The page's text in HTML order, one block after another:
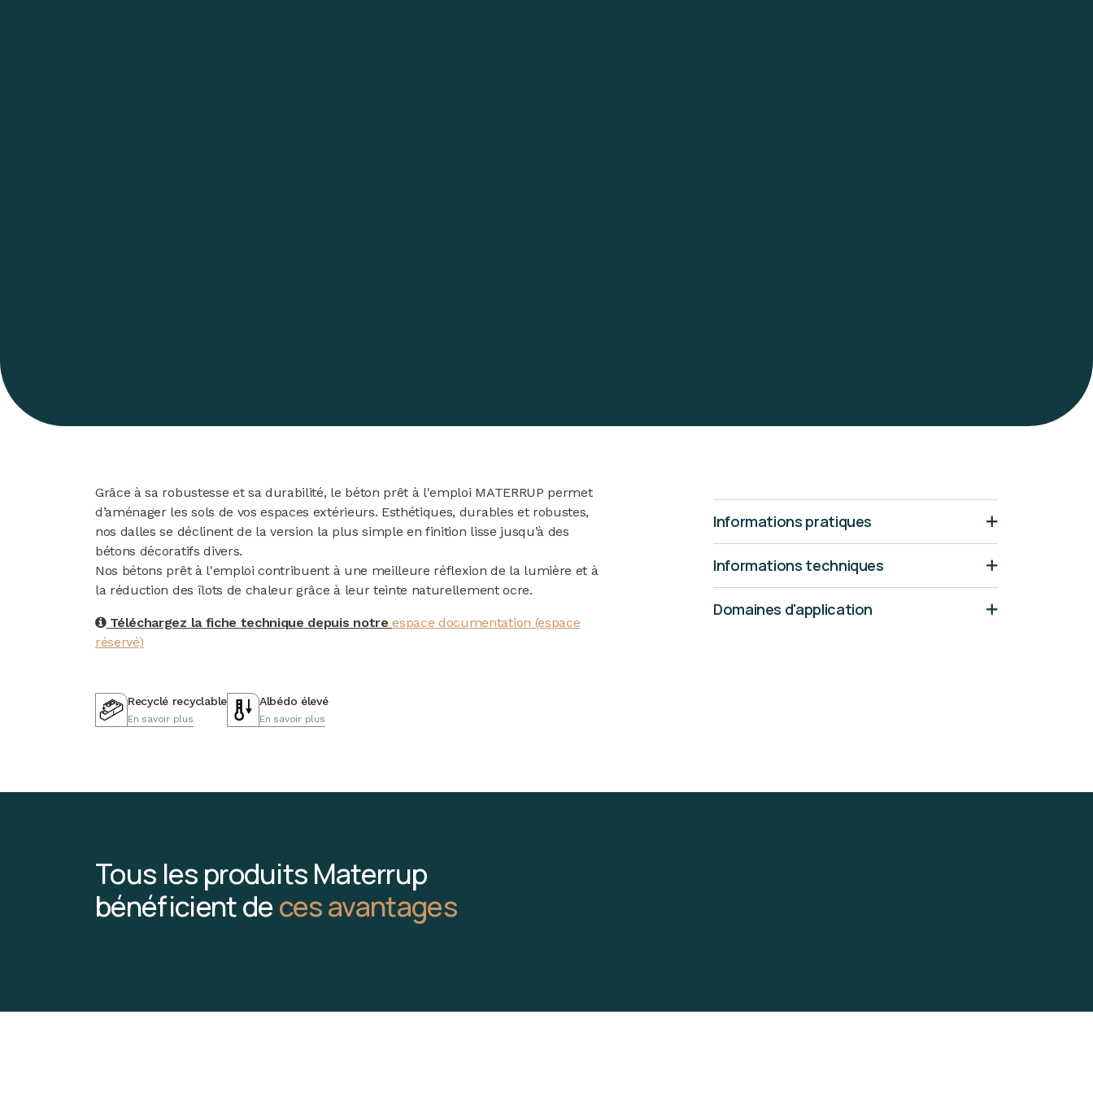
Grâce à sa robustesse et sa durabilité, le béton prêt à l'emploi MATERRUP permet
d’aménager les sols de vos espaces extérieurs. Esthétiques, durables et robustes,
nos dalles se déclinent de la version la plus simple en finition lisse jusqu’à des
bétons décoratifs divers.
Nos bétons prêt à l'emploi contribuent à une meilleure réflexion de la lumière et à
la réduction des îlots de chaleur grâce à leur teinte naturellement ocre.
Téléchargez la fiche technique depuis notreespace documentation (espace
réservé)
Recyclé recyclable
En savoir plus
Albédo élevé
En savoir plus
Informations pratiques
Informations techniques
Domaines d'application
Tous les produits Materrup
bénéficient deces avantages